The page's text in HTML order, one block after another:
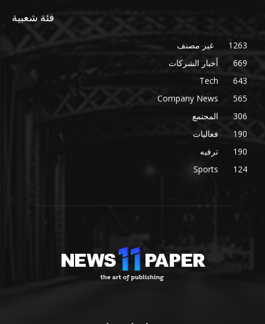
فئة شعبية
غير مصنف
1263
أخبار الشركات
669
Tech
643
Company News
565
المجتمع
306
فعاليات
190
ترفيه
190
Sports
124